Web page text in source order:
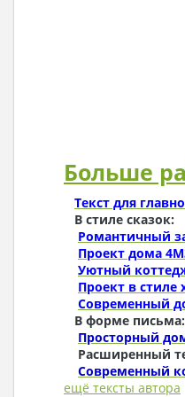
Больше
Текст для
В стиле сказок:
Романтичный
Проект дома
Уютный
Проект в стиле
Современный
В форме письма:
Просторный
Расширенный
Современный
ещё тексты автора